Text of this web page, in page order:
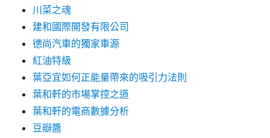
川菜之魂
建和國際開發有限公司
德尚汽車的獨家車源
紅油特級
葉亞宜如何正能量帶來的吸引力法則
葉和軒的市場掌控之道
葉和軒的電商數據分析
豆瓣醬